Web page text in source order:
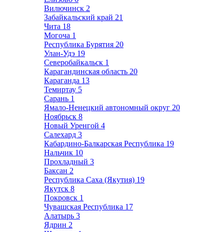
Вилючинск 2
Забайкальский край 21
Чита 18
Могоча 1
Республика Бурятия 20
Улан-Удэ 19
Северобайкальск 1
Карагандинская область 20
Караганда 13
Темиртау 5
Сарань 1
Ямало-Ненецкий автономный округ 20
Ноябрьск 8
Новый Уренгой 4
Салехард 3
Кабардино-Балкарская Республика 19
Нальчик 10
Прохладный 3
Баксан 2
Республика Саха (Якутия) 19
Якутск 8
Покровск 1
Чувашская Республика 17
Алатырь 3
Ядрин 2